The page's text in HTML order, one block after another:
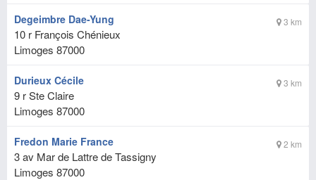
3 km
Degeimbre Dae-Yung
10 r François Chénieux
Limoges 87000
3 km
Durieux Cécile
9 r Ste Claire
Limoges 87000
2 km
Fredon Marie France
3 av Mar de Lattre de Tassigny
Limoges 87000